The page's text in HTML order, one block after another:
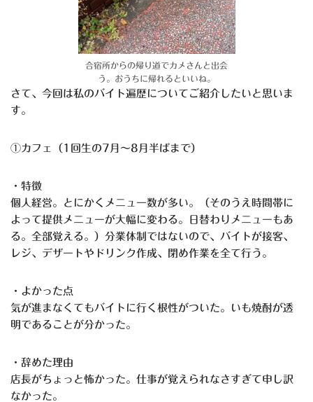
合宿所からの帰り道でカメさんと出会
う。おうちに帰れるといいね。
さて、今回は私のバイト遍歴についてご紹介したいと思いま
す。
①カフェ（1回生の7月〜8月半ばまで）
・特徴
個人経営。とにかくメニュー数が多い。（そのうえ時間帯に
よって提供メニューが大幅に変わる。日替わりメニューもあ
る。全部覚える。）分業体制ではないので、バイトが接客、
レジ、デザートやドリンク作成、閉め作業を全て行う。
・よかった点
気が進まなくてもバイトに行く根性がついた。いも焼酎が透
明であることが分かった。
・辞めた理由
店長がちょっと怖かった。仕事が覚えられなさすぎて申し訳
なかった。